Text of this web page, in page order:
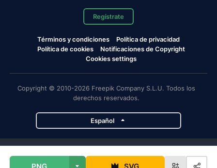
Regístrate
Términos y condiciones
Política de privacidad
Política de cookies
Notificaciones de Copyright
Cookies settings
Copyright © 2010-2026 Freepik Company S.L.U. Todos los
derechos reservados.
Español